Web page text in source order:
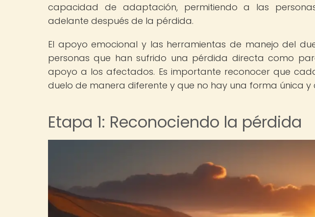
capacidad de adaptación, permitiendo a las
adelante después de la pérdida.
El apoyo emocional y las herramientas de manejo del
personas que han sufrido una pérdida directa como
apoyo a los afectados. Es importante reconocer que
duelo de manera diferente y que no hay una forma única
Etapa 1: Reconociendo la pérdida